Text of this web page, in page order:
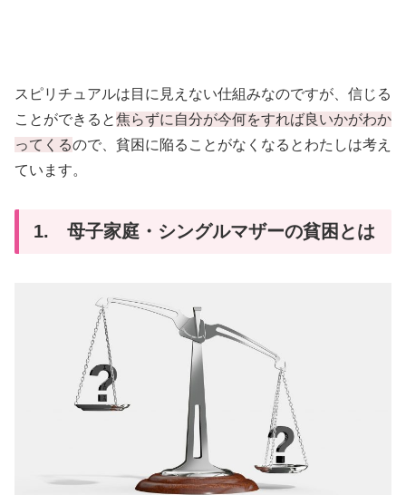
スピリチュアルは目に見えない仕組みなのですが、信じる
ことができると焦らずに自分が今何をすれば良いかがわか
ってくるので、貧困に陥ることがなくなるとわたしは考え
ています。
1. 母子家庭・シングルマザーの貧困とは